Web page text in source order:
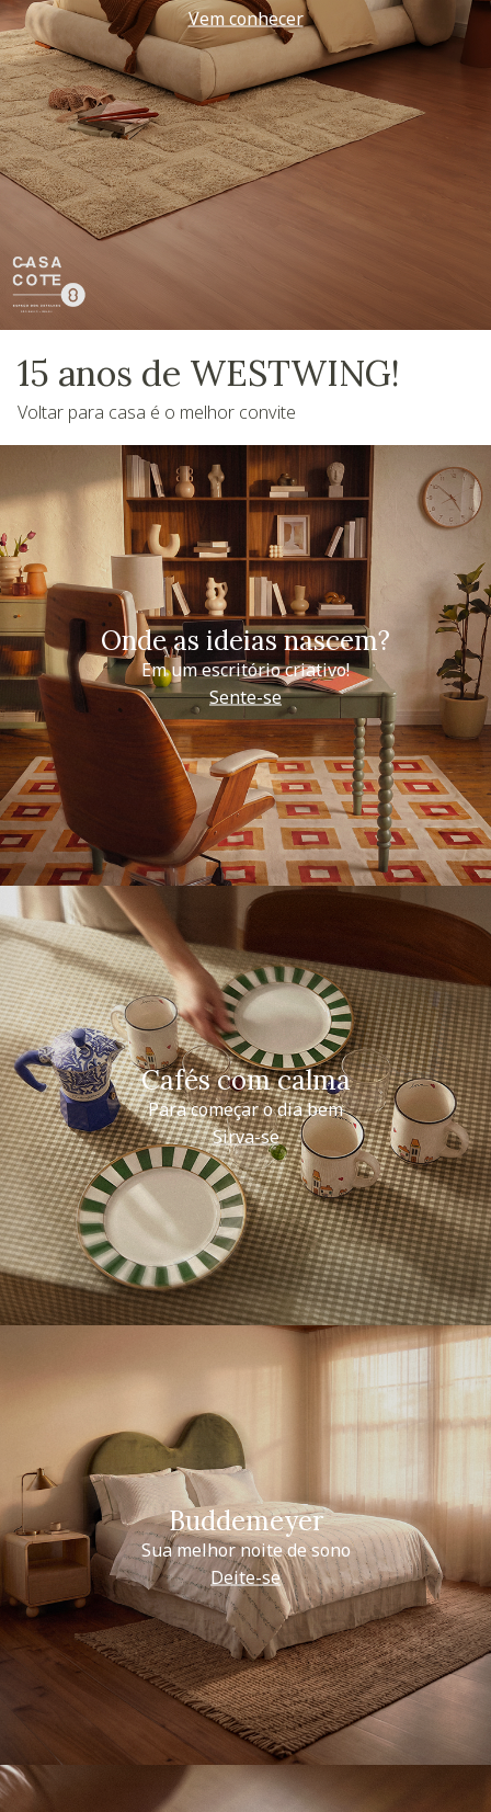
Vem conhecer
15 anos de WESTWING!
Voltar para casa é o melhor convite
Onde as ideias nascem?
Em um escritório criativo!
Sente-se
Cafés com calma
Para começar o dia bem
Sirva-se
Buddemeyer
Sua melhor noite de sono
Deite-se